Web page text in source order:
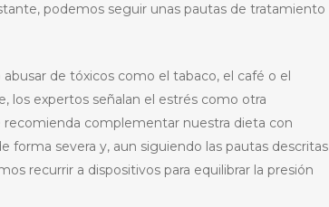
podemos seguir unas pautas de tratamiento
de tóxicos como el tabaco, el café o el
los expertos señalan el estrés como otra
complementar nuestra dieta con
forma severa y, aun siguiendo las pautas descritas
recurrir a dispositivos para equilibrar la presión